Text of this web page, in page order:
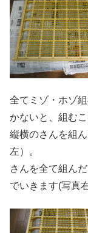
全てミゾ・ホゾ
かないと、組む
縦横のさんを組
左）。
さんを全て組ん
でいきます(写真